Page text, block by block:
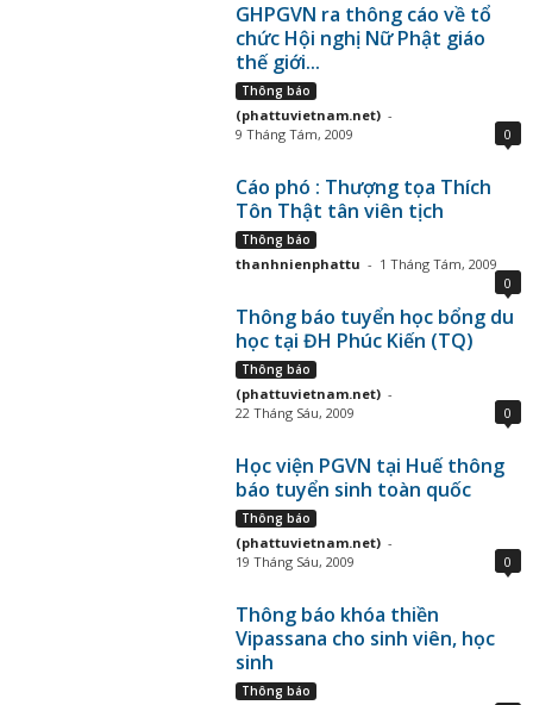
GHPGVN ra thông cáo về tổ
chức Hội nghị Nữ Phật giáo
thế giới...
Thông báo
(phattuvietnam.net) -
9 Tháng Tám, 2009
0
Cáo phó : Thượng tọa Thích
Tôn Thật tân viên tịch
Thông báo
thanhnienphattu - 1 Tháng Tám, 2009
0
Thông báo tuyển học bổng du
học tại ĐH Phúc Kiến (TQ)
Thông báo
(phattuvietnam.net) -
22 Tháng Sáu, 2009
0
Học viện PGVN tại Huế thông
báo tuyển sinh toàn quốc
Thông báo
(phattuvietnam.net) -
19 Tháng Sáu, 2009
0
Thông báo khóa thiền
Vipassana cho sinh viên, học
sinh
Thông báo